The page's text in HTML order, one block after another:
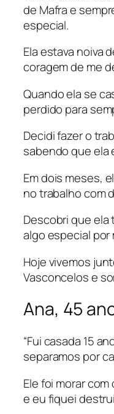
de Mafra e
especial.
Ela estava noiva
coragem de me
Quando ela se
perdido para
Decidi fazer o
sabendo que ela
Em dois meses,
no trabalho com
Descobri que
algo especial por
Hoje vivemos
Vasconcelos e
Ana, 45
“Fui casada 15
separamos por
Ele foi morar
e eu fiquei